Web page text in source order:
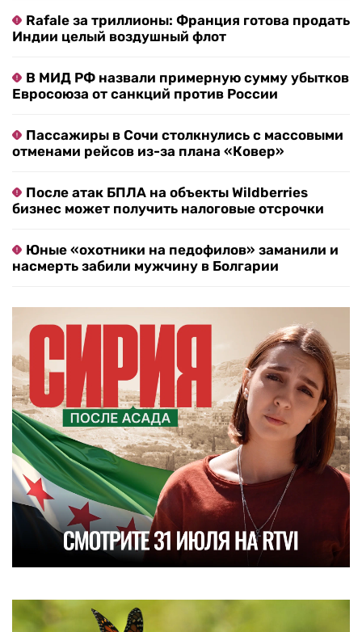
Rafale за триллионы: Франция готова продать
Индии целый воздушный флот
В МИД РФ назвали примерную сумму убытков
Евросоюза от санкций против России
Пассажиры в Сочи столкнулись с массовыми
отменами рейсов из-за плана «Ковер»
После атак БПЛА на объекты Wildberries
бизнес может получить налоговые отсрочки
Юные «охотники на педофилов» заманили и
насмерть забили мужчину в Болгарии